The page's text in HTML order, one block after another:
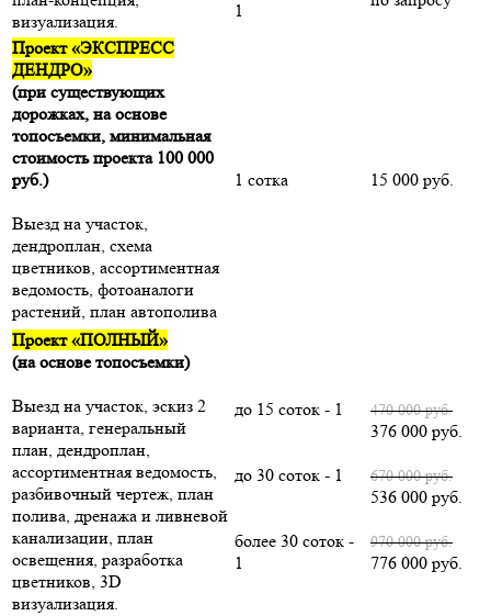
визуализация.
1
Проект «ЭКСПРЕСС
ДЕНДРО»
(при существующих
дорожках, на основе
топосъемки, минимальная
стоимость проекта 100 000
руб.)
Выезд на участок,
дендроплан, схема
цветников, ассортиментная
ведомость, фотоаналоги
растений, план автополива
1 сотка 15 000 руб.
Проект «ПОЛНЫЙ»
(на основе топосъемки)
Выезд на участок, эскиз 2
варианта, генеральный
план, дендроплан,
ассортиментная ведомость,
разбивочный чертеж, план
полива, дренажа и ливневой
канализации, план
освещения, разработка
цветников, 3D
визуализация.
до 15 соток - 1
до 30 соток - 1
более 30 соток -
1
470 000 руб.
376 000 руб.
670 000 руб.
536 000 руб.
970 000 руб.
776 000 руб.